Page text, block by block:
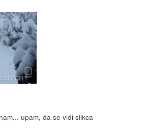
upam, da se vidi slikca